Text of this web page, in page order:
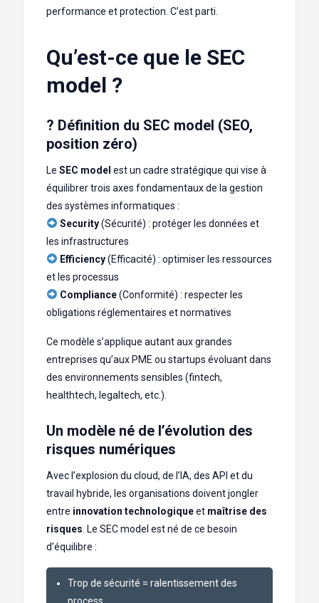
performance et protection. C’est parti.
Qu’est-ce que le SEC
model ?
? Définition du SEC model (SEO,
position zéro)
Le SEC model est un cadre stratégique qui vise à
équilibrer trois axes fondamentaux de la gestion
des systèmes informatiques :
Security(Sécurité) : protéger les données et
les infrastructures
Efficiency(Efficacité) : optimiser les ressources
et les processus
Compliance(Conformité) : respecter les
obligations réglementaires et normatives
Ce modèle s’applique autant aux grandes
entreprises qu’aux PME ou startups évoluant dans
des environnements sensibles (fintech,
healthtech, legaltech, etc.).
Un modèle né de l’évolution des
risques numériques
Avec l’explosion du cloud, de l’IA, des API et du
travail hybride, les organisations doivent jongler
entre innovation technologiqueet maîtrise des
risques . Le SEC model est né de ce besoin
d’équilibre :
Trop de sécurité = ralentissement des